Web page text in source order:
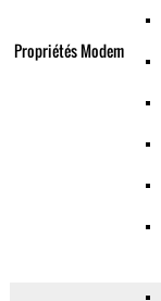
Propriétés Modem